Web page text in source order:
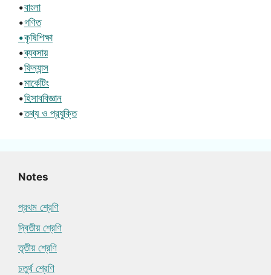
•বাংলা
•গণিত
•কৃষিশিক্ষা
•ব্যবসায়
•ফিন্যান্স
•মার্কেটিং
•হিসাববিজ্ঞান
•তথ্য ও প্রযুক্তি
Notes
প্রথম শ্রেণি
দ্বিতীয় শ্রেণি
তৃতীয় শ্রেণি
চতুর্থ শ্রেণি